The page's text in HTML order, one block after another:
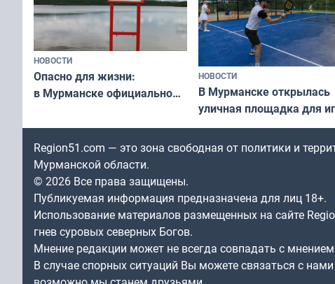
НОВОСТИ
Опасно для жизни:
в Мурманске официально
в городских водоёмах
НОВОСТИ
В Мурманске открылась
уличная площадка для
в падел
Region51.com — это зона свободная от политики и
Мурманской области.
© 2026 Все права защищены.
Публикуемая информация предназначена для лиц 18+.
Использование материалов размещенных на сайте
гнев суровых северных Богов.
Мнение редакции может не всегда совпадать с
В случае спорных ситуаций Вы можете связаться с